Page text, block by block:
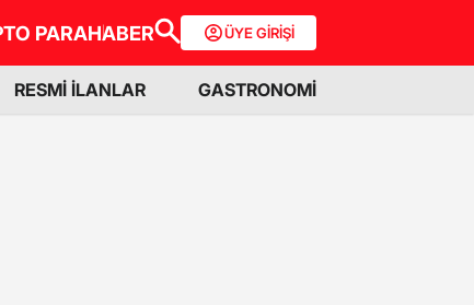
PARAHABER ÜYE GİRİŞİ
RESMİ İLANLAR GASTRONOMİ